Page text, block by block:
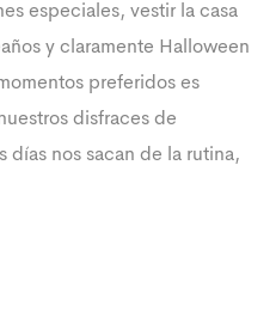
especiales, vestir la casa
y claramente Halloween
preferidos es
disfraces de
nos sacan de la rutina,